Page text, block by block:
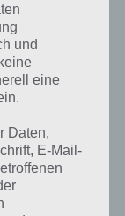
man den
dem
und darf
.
muss man zum
auf der Wand
werden. Die
Raum dunkel.
erscheint. Nun
und
eine
Daten,
E-Mail-